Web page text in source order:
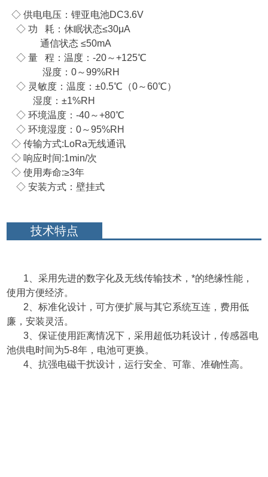
◇ 供电电压：锂亚电池DC3.6V
◇ 功 耗：休眠状态≤30μA
通信状态 ≤50mA
◇ 量 程：温度：-20～+125℃
湿度：0～99%RH
◇ 灵敏度：温度：±0.5℃（0～60℃）
湿度：±1%RH
◇ 环境温度：-40～+80℃
◇ 环境湿度：0～95%RH
◇ 传输方式:LoRa无线通讯
◇ 响应时间:1min/次
◇ 使用寿命:≥3年
◇ 安装方式：壁挂式
技术特点
1、采用先进的数字化及无线传输技术，*的绝缘性能，
使用方便经济。
2、标准化设计，可方便扩展与其它系统互连，费用低
廉，安装灵活。
3、保证使用距离情况下，采用超低功耗设计，传感器电
池供电时间为5-8年，电池可更换。
4、抗强电磁干扰设计，运行安全、可靠、准确性高。